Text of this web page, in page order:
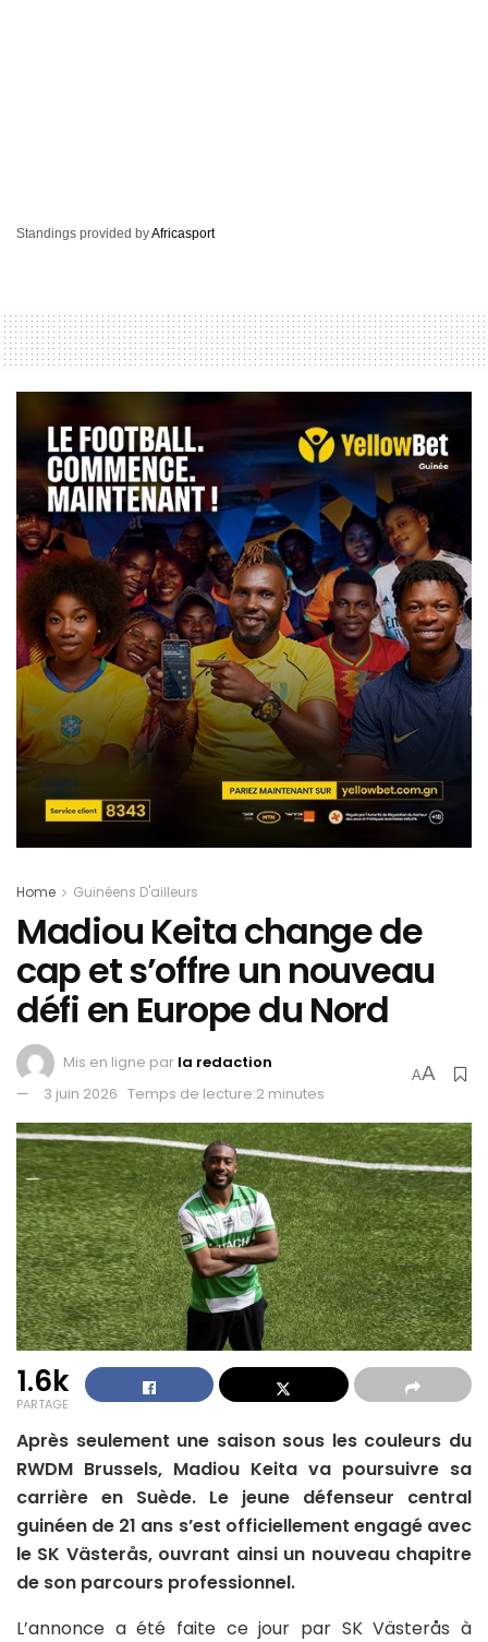
Standings provided byAfricasport
Home Guinéens D'ailleurs
Madiou Keita change de
cap et s’offre un nouveau
défi en Europe du Nord
Mis en ligne par la redaction
3 juin 2026 Temps de lecture:2 minutes
AA
1.6k
PARTAGE
Après seulement une saison sous les couleurs du
RWDM Brussels, Madiou Keita va poursuivre sa
carrière en Suède. Le jeune défenseur central
guinéen de 21 ans s’est officiellement engagé avec
le SK Västerås, ouvrant ainsi un nouveau chapitre
de son parcours professionnel.
L’annonce a été faite ce jour par SK Västerås à